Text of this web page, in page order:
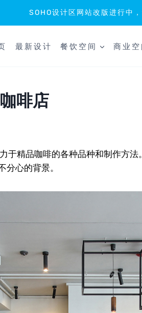
SOHO设计区网站改版进行中
最新设计 餐饮空间 商业空
啡店
于精品咖啡的各种品种和制作方
心的背景。